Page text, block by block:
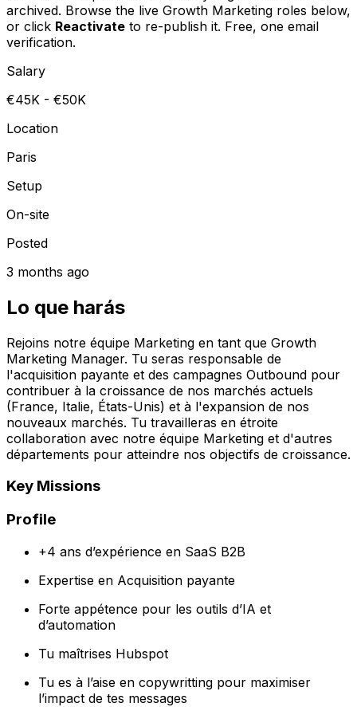
archived. Browse the live Growth Marketing roles below,
or click Reactivate to re-publish it. Free, one email
verification.
Salary
€45K - €50K
Location
Paris
Setup
On-site
Posted
3 months ago
Lo que harás
Rejoins notre équipe Marketing en tant que Growth
Marketing Manager. Tu seras responsable de
l'acquisition payante et des campagnes Outbound pour
contribuer à la croissance de nos marchés actuels
(France, Italie, États-Unis) et à l'expansion de nos
nouveaux marchés. Tu travailleras en étroite
collaboration avec notre équipe Marketing et d'autres
départements pour atteindre nos objectifs de croissance.
Key Missions
Profile
+4 ans d’expérience en SaaS B2B
Expertise en Acquisition payante
Forte appétence pour les outils d’IA et
d’automation
Tu maîtrises Hubspot
Tu es à l’aise en copywritting pour maximiser
l’impact de tes messages